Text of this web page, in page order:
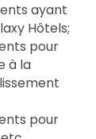
ayant
Hôtels;
pour
à la
pour